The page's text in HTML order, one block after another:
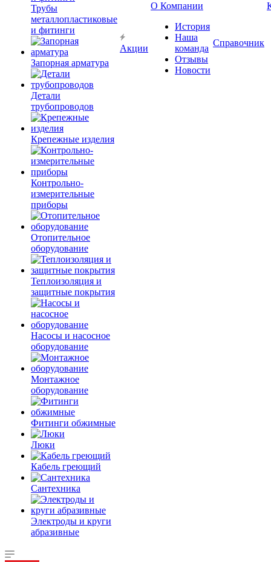
Трубы
металлопластиковые
и фитинги
Запорная арматура
Детали
трубопроводов
Крепежные изделия
Контрольно-
измерительные
приборы
Отопительное
оборудование
Теплоизоляция и
защитные покрытия
Насосы и насосное
оборудование
Монтажное
оборудование
Фитинги обжимные
Люки
Кабель греющий
Сантехника
Электроды и круги
абразивные
Акции
О Компании
История
Наша
команда
Отзывы
Новости
Справочник